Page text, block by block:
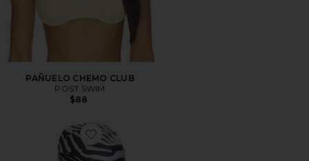
PAÑUELO CHEMO CLUB
POST SWIM
$88
Favorite FULAR PARA LA CABEZA TANAH